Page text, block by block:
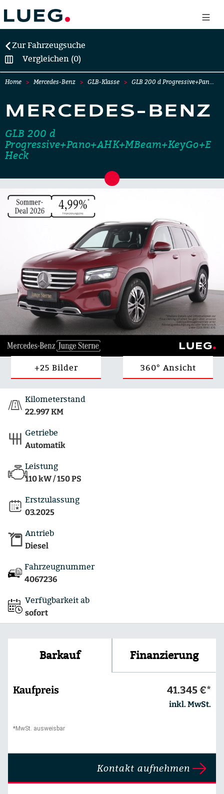
Zur Fahrzeugsuche
Vergleichen (0)
Home Mercedes-Benz GLB-Klasse GLB 200 d Progressive+Pan…
MERCEDES-BENZ
GLB 200 d
Progressive+Pano+AHK+MBeam+KeyGo+E
Heck
+25 Bilder 360° Ansicht
Kilometerstand
22.997 KM
Getriebe
Automatik
Leistung
110 kW / 150 PS
Erstzulassung
03.2025
Antrieb
Diesel
Fahrzeugnummer
4067236
Verfügbarkeit ab
sofort
Barkauf Finanzierung
Kaufpreis 41.345 €*
inkl. MwSt.
*MwSt. ausweisbar
Kontakt aufnehmen